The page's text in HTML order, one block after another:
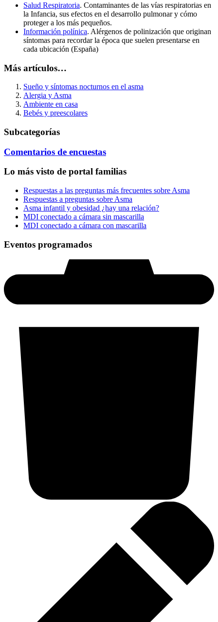
Salud Respiratoria. Contaminantes de las vías respiratorias en
la Infancia, sus efectos en el desarrollo pulmonar y cómo
proteger a los más pequeños.
Información polínica. Alérgenos de polinización que originan
síntomas para recordar la época que suelen presentarse en
cada ubicación (España)
Más artículos…
Sueño y síntomas nocturnos en el asma
Alergia y Asma
Ambiente en casa
Bebés y preescolares
Subcategorías
Comentarios de encuestas
Lo más visto de portal familias
Respuestas a las preguntas más frecuentes sobre Asma
Respuestas a preguntas sobre Asma
Asma infantil y obesidad ¿hay una relación?
MDI conectado a cámara sin mascarilla
MDI conectado a cámara con mascarilla
Eventos programados